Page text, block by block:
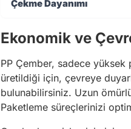
Çekme Dayanımı
Ekonomik ve
PP Çember, sadece
üretildiği için, çevreye
bulunabilirsiniz. Uzun
Paketleme süreçlerinizi